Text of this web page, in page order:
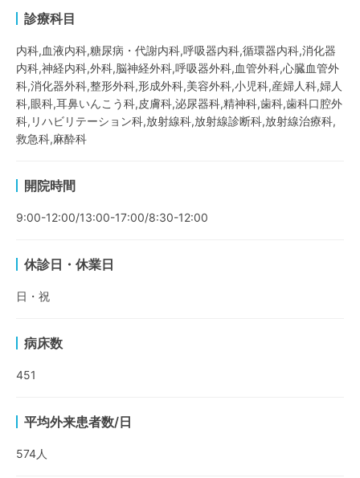
診療科目
内科,血液内科,糖尿病・代謝内科,呼吸器内科,循環器内科,消化器
内科,神経内科,外科,脳神経外科,呼吸器外科,血管外科,心臓血管外
科,消化器外科,整形外科,形成外科,美容外科,小児科,産婦人科,婦人
科,眼科,耳鼻いんこう科,皮膚科,泌尿器科,精神科,歯科,歯科口腔外
科,リハビリテーション科,放射線科,放射線診断科,放射線治療科,
救急科,麻酔科
開院時間
9:00-12:00/13:00-17:00/8:30-12:00
休診日・休業日
日・祝
病床数
451
平均外来患者数/日
574人